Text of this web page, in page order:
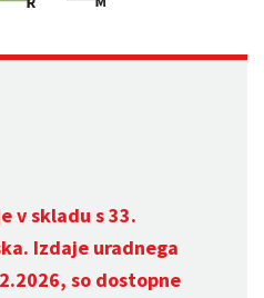
v skladu s 33.
Izdaje uradnega
so dostopne